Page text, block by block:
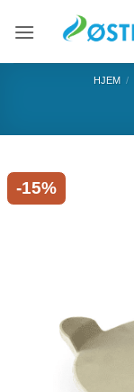
HJEM /
-15%